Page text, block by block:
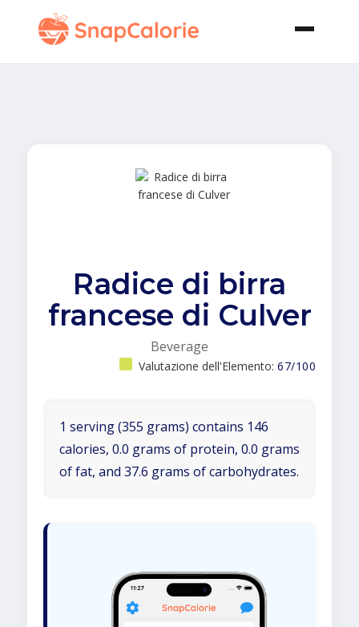
Radice di birra
francese di Culver
Beverage
Valutazione dell'Elemento: 67/100
1 serving (355 grams) contains 146
calories, 0.0 grams of protein, 0.0 grams
of fat, and 37.6 grams of carbohydrates.